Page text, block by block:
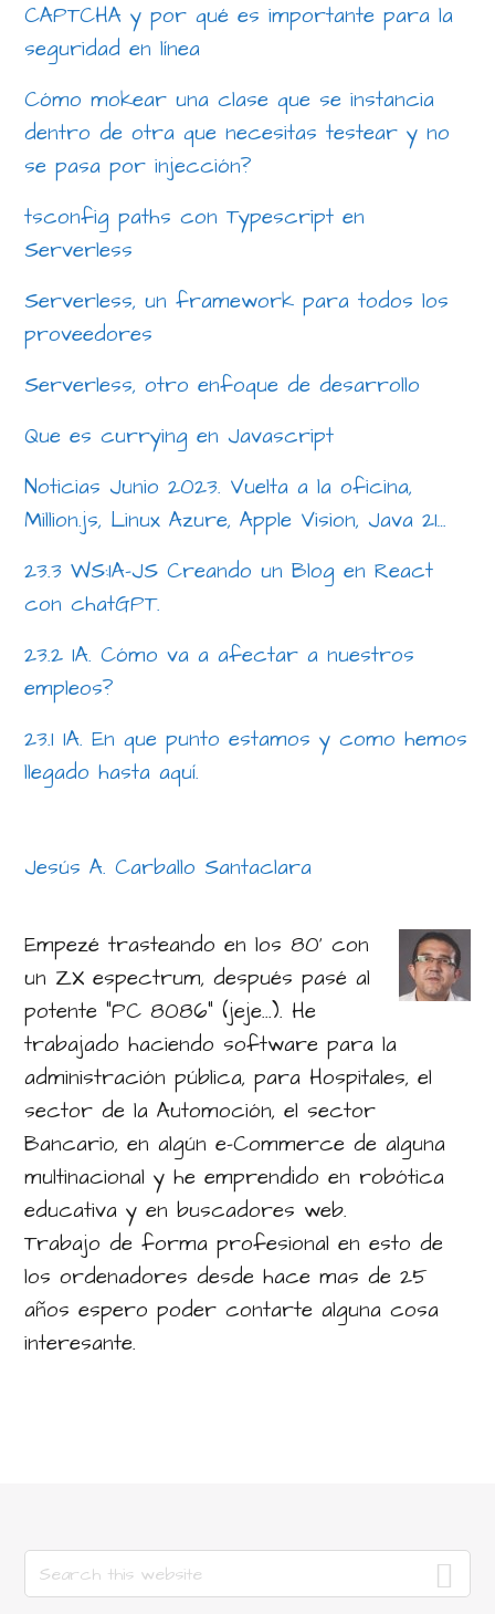
CAPTCHA y por qué es importante para la
seguridad en línea
Cómo mokear una clase que se instancia
dentro de otra que necesitas testear y no
se pasa por injección?
tsconfig paths con Typescript en
Serverless
Serverless, un framework para todos los
proveedores
Serverless, otro enfoque de desarrollo
Que es currying en Javascript
Noticias Junio 2023. Vuelta a la oficina,
Million.js, Linux Azure, Apple Vision, Java 21…
23.3 WS:IA-JS Creando un Blog en React
con chatGPT.
23.2 IA. Cómo va a afectar a nuestros
empleos?
23.1 IA. En que punto estamos y como hemos
llegado hasta aquí.
Jesús A. Carballo Santaclara
Empezé trasteando en los 80' con
un ZX espectrum, después pasé al
potente "PC 8086" (jeje...). He
trabajado haciendo software para la
administración pública, para Hospitales, el
sector de la Automoción, el sector
Bancario, en algún e-Commerce de alguna
multinacional y he emprendido en robótica
educativa y en buscadores web.
Trabajo de forma profesional en esto de
los ordenadores desde hace mas de 25
años espero poder contarte alguna cosa
interesante.
Search
this